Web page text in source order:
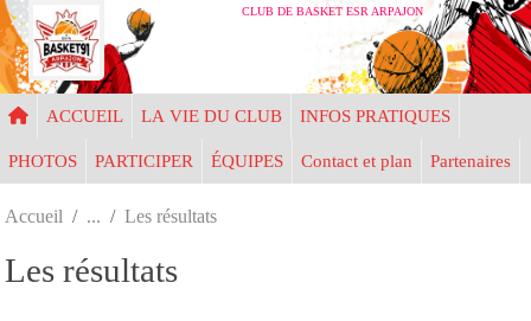
CLUB DE BASKET ESR ARPAJON
ACCUEIL LA VIE DU CLUB INFOS PRATIQUES
PHOTOS PARTICIPER ÉQUIPES Contact et plan Partenaires
Accueil Les résultats
Les résultats
Panneau de gestion des cookies